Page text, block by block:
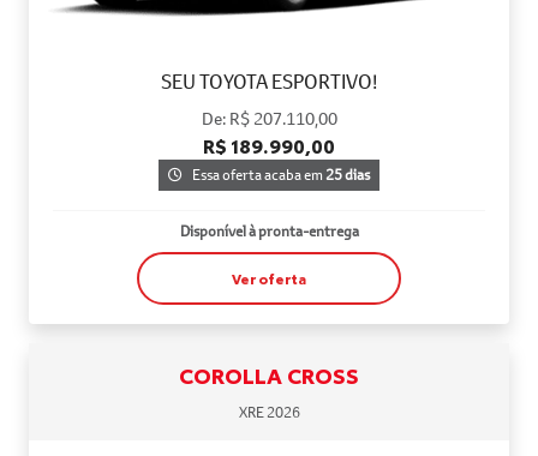
SEU TOYOTA ESPORTIVO!
De: R$ 207.110,00
R$ 189.990,00
Essa oferta acaba em25 dias
Disponível à pronta-entrega
Ver oferta
COROLLA CROSS
XRE 2026